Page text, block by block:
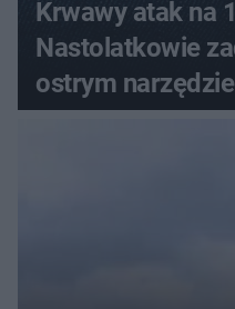
Krwawy atak na
Nastolatkowie
ostrym
zdecyduje sąd